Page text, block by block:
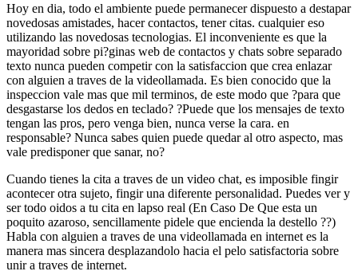
Hoy en dia, todo el ambiente puede permanecer dispuesto a destapar
novedosas amistades, hacer contactos, tener citas. cualquier eso
utilizando las novedosas tecnologias. El inconveniente es que la
mayoridad sobre pi?ginas web de contactos y chats sobre separado
texto nunca pueden competir con la satisfaccion que crea enlazar
con alguien a traves de la videollamada. Es bien conocido que la
inspeccion vale mas que mil terminos, de este modo que ?para que
desgastarse los dedos en teclado? ?Puede que los mensajes de texto
tengan las pros, pero venga bien, nunca verse la cara. en
responsable? Nunca sabes quien puede quedar al otro aspecto, mas
vale predisponer que sanar, no?
Cuando tienes la cita a traves de un video chat, es imposible fingir
acontecer otra sujeto, fingir una diferente personalidad. Puedes ver y
ser todo oidos a tu cita en lapso real (En Caso De Que esta un
poquito azaroso, sencillamente pidele que encienda la destello ??)
Habla con alguien a traves de una videollamada en internet es la
manera mas sincera desplazandolo hacia el pelo satisfactoria sobre
unir a traves de internet.